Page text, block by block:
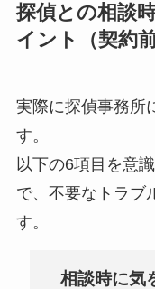
探偵との相談
イント（契約
実際に探偵事務所
す。
以下の6項目を意
で、不要なトラブ
す。
相談時に気